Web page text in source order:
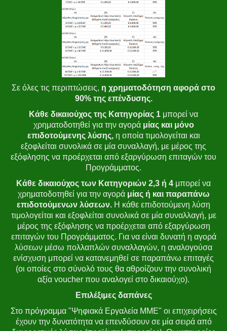
Σε όλες τις περιπτώσεις, η χρηματοδότηση αφορά στο
90% της επένδυσης.
Κάθε δικαιούχος της Κατηγορίας 1 μπορεί να
χρηματοδοτηθεί για την αγορά μίας και μόνο
επιδοτούμενης λύσης,η οποία τιμολογείται και
εξοφλείται συνολικά σε μία συναλλαγή, με μέρος της
εξόφλησης να προέρχεται από εξαργύρωση επιταγών του
Προγράμματος.
Κάθε δικαιούχος των Κατηγοριών 2,3 ή 4 μπορεί να
χρηματοδοτηθεί για την αγορά μίας ή και παραπάνω
επιδοτούμενων λύσεων. Η κάθε επιδοτούμενη λύση
τιμολογείται και εξοφλείται συνολικά σε μία συναλλαγή, με
μέρος της εξόφλησης να προέρχεται από εξαργύρωση
επιταγών του Προγράμματος. Για να είναι δυνατή η αγορά
λύσεων μέσω πολλαπλών συναλλαγών, η αναλογούσα
ενίσχυση μπορεί να κατανεμηθεί σε παραπάνω επιταγές
(οι οποίες στο σύνολό τους θα αθροίζουν την συνολική
αξία voucher που αναλογεί στο δικαιούχο).
Επιλέξιμες δαπάνες
Στο πρόγραμμα "Ψηφιακά Εργαλεία ΜΜΕ" οι επιχειρήσεις
έχουν την δυνατότητα να επενδύσουν σε μία σειρά από